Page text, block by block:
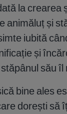
la crearea
animăluț și
iubită
și
său
bine ales
dorești să